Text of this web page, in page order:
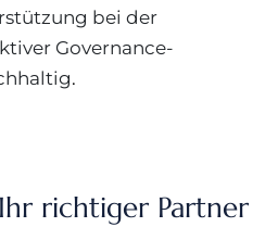
bei der
Governance-
.
richtiger Partner